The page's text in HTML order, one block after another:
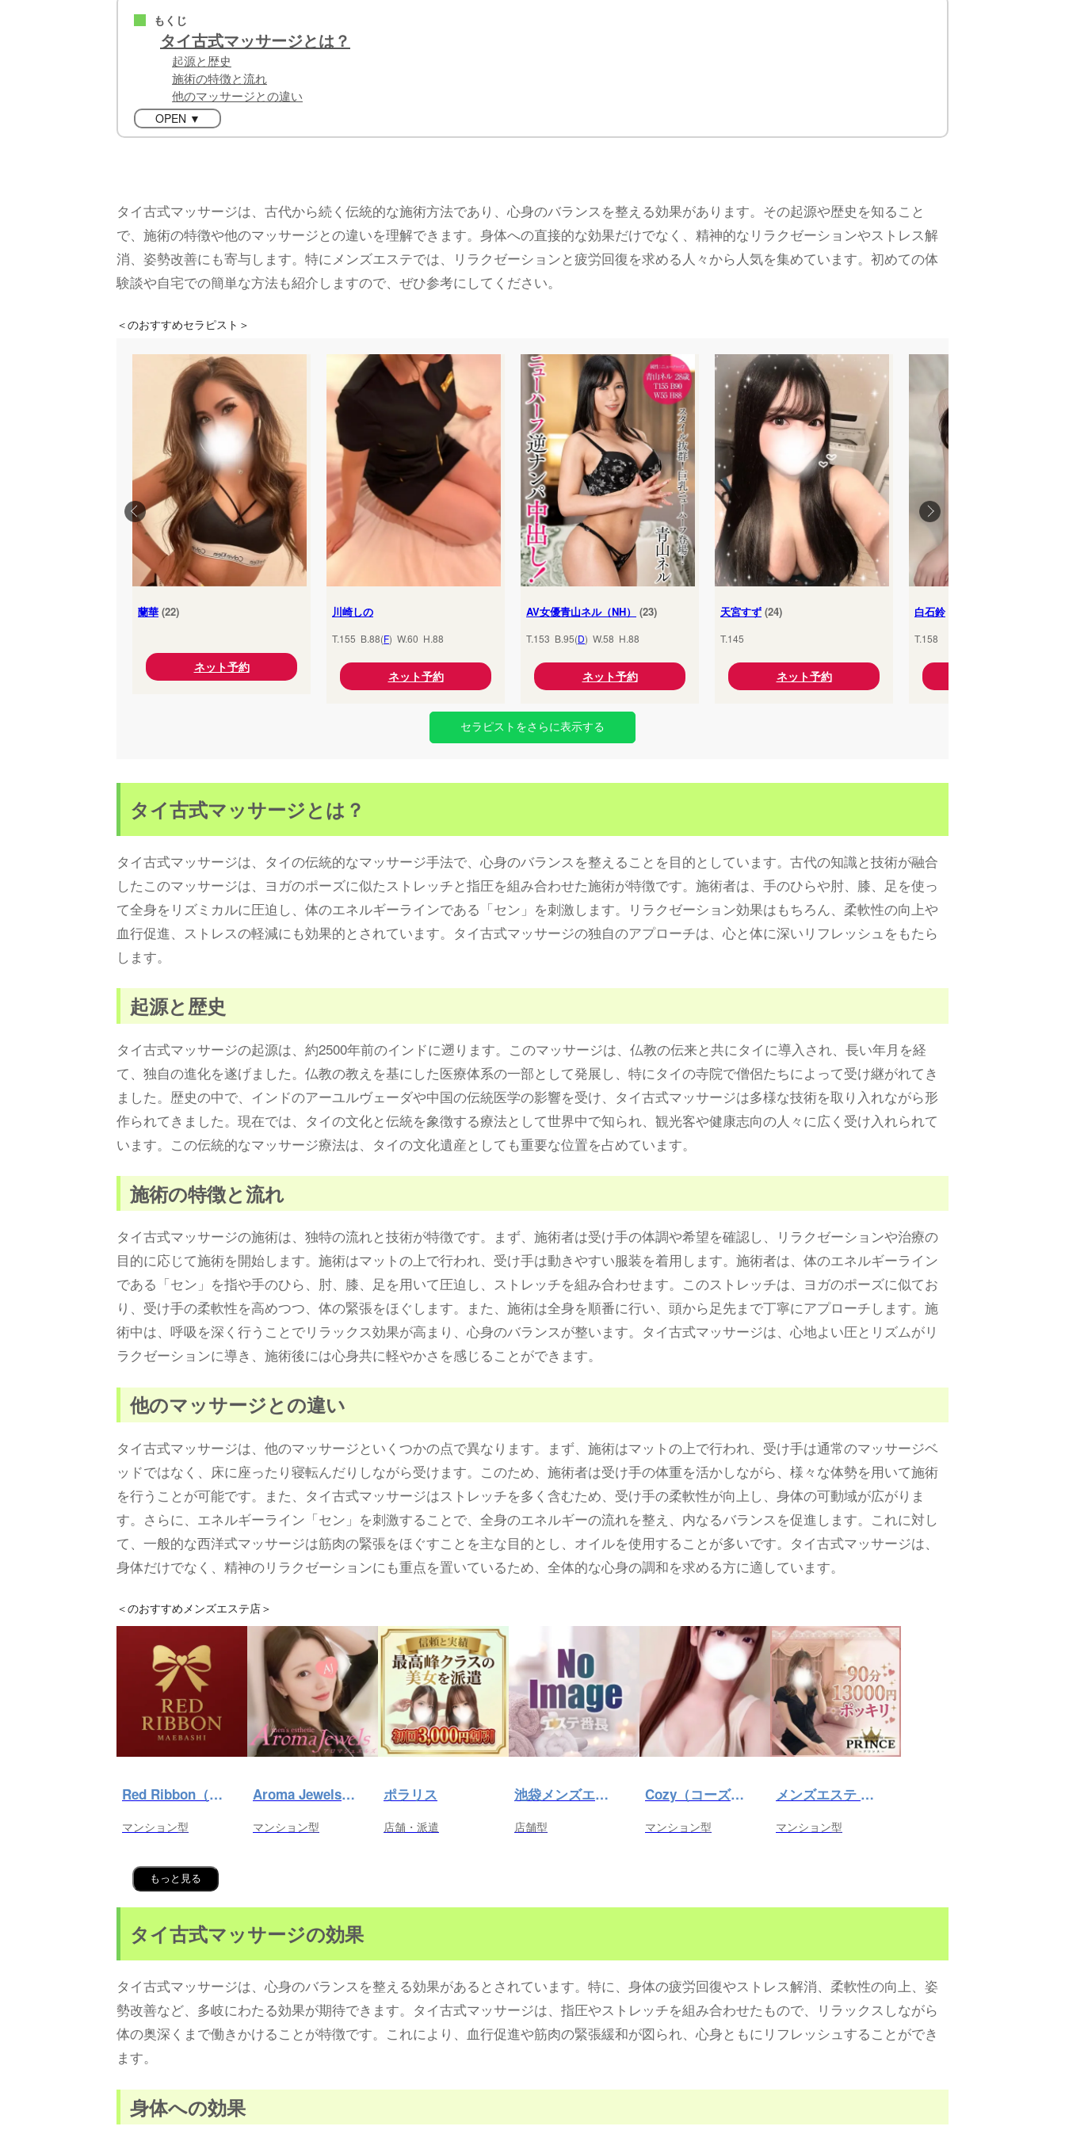
■ もくじ
タイ古式マッサージとは？
起源と歴史
施術の特徴と流れ
他のマッサージとの違い
OPEN ▼
タイ古式マッサージは、古代から続く伝統的な施術方法であり、心身のバランスを整える効果があります。その起源や歴史を知ること
で、施術の特徴や他のマッサージとの違いを理解できます。身体への直接的な効果だけでなく、精神的なリラクゼーションやストレス解
消、姿勢改善にも寄与します。特にメンズエステでは、リラクゼーションと疲労回復を求める人々から人気を集めています。初めての体
験談や自宅での簡単な方法も紹介しますので、ぜひ参考にしてください。
＜のおすすめセラピスト＞
蘭華 (22)
ネット予約
川崎しの
T.155 B.88(F) W.60 H.88
ネット予約
AV女優青山ネル（NH） (23)
T.153 B.95(D) W.58 H.88
ネット予約
天宮すず (24)
T.145
ネット予約
白石鈴(25)
T.158
セラピストをさらに表示する
タイ古式マッサージとは？
タイ古式マッサージは、タイの伝統的なマッサージ手法で、心身のバランスを整えることを目的としています。古代の知識と技術が融合
したこのマッサージは、ヨガのポーズに似たストレッチと指圧を組み合わせた施術が特徴です。施術者は、手のひらや肘、膝、足を使っ
て全身をリズミカルに圧迫し、体のエネルギーラインである「セン」を刺激します。リラクゼーション効果はもちろん、柔軟性の向上や
血行促進、ストレスの軽減にも効果的とされています。タイ古式マッサージの独自のアプローチは、心と体に深いリフレッシュをもたら
します。
起源と歴史
タイ古式マッサージの起源は、約2500年前のインドに遡ります。このマッサージは、仏教の伝来と共にタイに導入され、長い年月を経
て、独自の進化を遂げました。仏教の教えを基にした医療体系の一部として発展し、特にタイの寺院で僧侶たちによって受け継がれてき
ました。歴史の中で、インドのアーユルヴェーダや中国の伝統医学の影響を受け、タイ古式マッサージは多様な技術を取り入れながら形
作られてきました。現在では、タイの文化と伝統を象徴する療法として世界中で知られ、観光客や健康志向の人々に広く受け入れられて
います。この伝統的なマッサージ療法は、タイの文化遺産としても重要な位置を占めています。
施術の特徴と流れ
タイ古式マッサージの施術は、独特の流れと技術が特徴です。まず、施術者は受け手の体調や希望を確認し、リラクゼーションや治療の
目的に応じて施術を開始します。施術はマットの上で行われ、受け手は動きやすい服装を着用します。施術者は、体のエネルギーライン
である「セン」を指や手のひら、肘、膝、足を用いて圧迫し、ストレッチを組み合わせます。このストレッチは、ヨガのポーズに似てお
り、受け手の柔軟性を高めつつ、体の緊張をほぐします。また、施術は全身を順番に行い、頭から足先まで丁寧にアプローチします。施
術中は、呼吸を深く行うことでリラックス効果が高まり、心身のバランスが整います。タイ古式マッサージは、心地よい圧とリズムがリ
ラクゼーションに導き、施術後には心身共に軽やかさを感じることができます。
他のマッサージとの違い
タイ古式マッサージは、他のマッサージといくつかの点で異なります。まず、施術はマットの上で行われ、受け手は通常のマッサージベ
ッドではなく、床に座ったり寝転んだりしながら受けます。このため、施術者は受け手の体重を活かしながら、様々な体勢を用いて施術
を行うことが可能です。また、タイ古式マッサージはストレッチを多く含むため、受け手の柔軟性が向上し、身体の可動域が広がりま
す。さらに、エネルギーライン「セン」を刺激することで、全身のエネルギーの流れを整え、内なるバランスを促進します。これに対し
て、一般的な西洋式マッサージは筋肉の緊張をほぐすことを主な目的とし、オイルを使用することが多いです。タイ古式マッサージは、
身体だけでなく、精神のリラクゼーションにも重点を置いているため、全体的な心身の調和を求める方に適しています。
＜のおすすめメンズエステ店＞
Red Ribbon（レッドリボン）前橋
マンション型
Aroma Jewels（アロマ ジュエルズ）秋葉原ルーム
マンション型
ポラリス
店舗・派遣
池袋メンズエステ プールサイド
店舗型
Cozy（コーズィー）高田馬場店
マンション型
メンズエステ PRINCE（プリンス）
マンション型
もっと見る
タイ古式マッサージの効果
タイ古式マッサージは、心身のバランスを整える効果があるとされています。特に、身体の疲労回復やストレス解消、柔軟性の向上、姿
勢改善など、多岐にわたる効果が期待できます。タイ古式マッサージは、指圧やストレッチを組み合わせたもので、リラックスしながら
体の奥深くまで働きかけることが特徴です。これにより、血行促進や筋肉の緊張緩和が図られ、心身ともにリフレッシュすることができ
ます。
身体への効果